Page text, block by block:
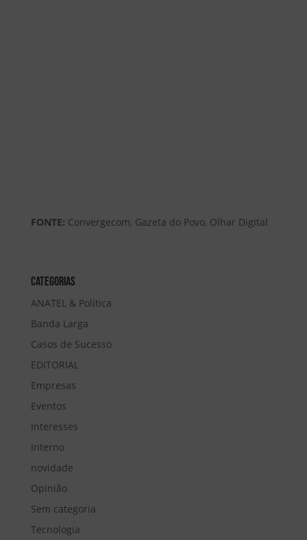
FONTE: Convergecom, Gazeta do Povo, Olhar Digital
Categorias
ANATEL & Política
Banda Larga
Casos de Sucesso
EDITORIAL
Empresas
Eventos
Interesses
Interno
novidade
Opinião
Sem categoria
Tecnologia